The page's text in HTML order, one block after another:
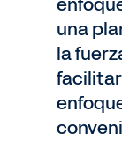
una
la